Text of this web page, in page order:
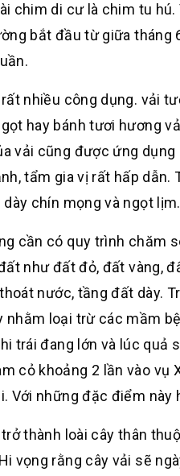
chim di cư là chim tu
bắt đầu từ giữa tháng
nhiều công dụng. vải
hay bánh tươi hương
vải cũng được ứng
tẩm gia vị rất hấp
dày chín mọng và ngọt lịm.
cần có quy trình chăm
như đất đỏ, đất vàng,
nước, tầng đất dày.
nhằm loại trừ các mầm
trái đang lớn và lúc quả
cỏ khoảng 2 lần vào vụ
Với những đặc điểm
thành loài cây thân
vọng rằng cây vải sẽ